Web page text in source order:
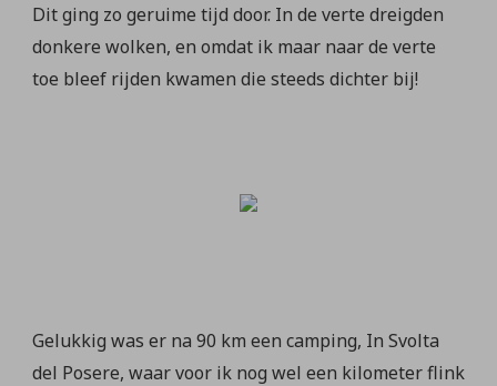
Dit ging zo geruime tijd door. In de verte dreigden
donkere wolken, en omdat ik maar naar de verte
toe bleef rijden kwamen die steeds dichter bij!
Gelukkig was er na 90 km een camping, In Svolta
del Posere, waar voor ik nog wel een kilometer flink